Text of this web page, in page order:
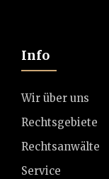
Info
Wir über uns
Rechtsgebiete
Rechtsanwälte
Service